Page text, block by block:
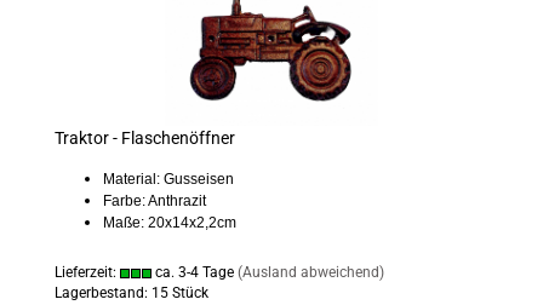
Traktor - Flaschenöffner
Material: Gusseisen
Farbe: Anthrazit
Maße: 20x14x2,2cm
Lieferzeit: ca. 3-4 Tage (Ausland abweichend)
Lagerbestand: 15 Stück